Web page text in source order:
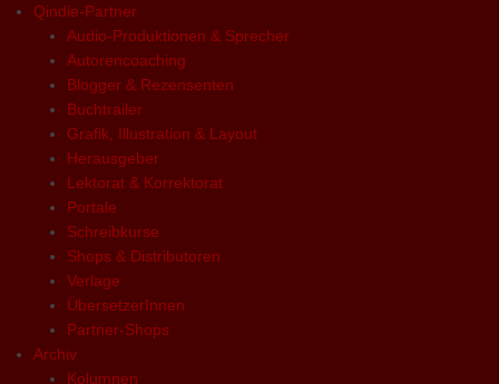
Qindie-Partner
Audio-Produktionen & Sprecher
Autorencoaching
Blogger & Rezensenten
Buchtrailer
Grafik, Illustration & Layout
Herausgeber
Lektorat & Korrektorat
Portale
Schreibkurse
Shops & Distributoren
Verlage
ÜbersetzerInnen
Partner-Shops
Archiv
Kolumnen